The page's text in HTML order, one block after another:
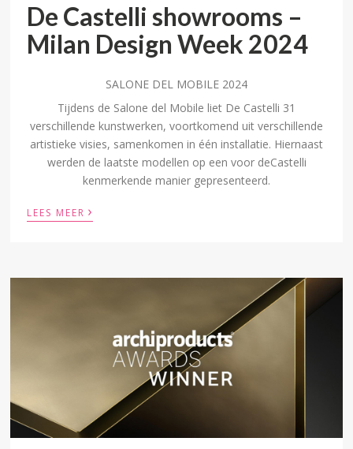
De Castelli showrooms –
Milan Design Week 2024
SALONE DEL MOBILE 2024
Tijdens de Salone del Mobile liet De Castelli 31
verschillende kunstwerken, voortkomend uit verschillende
artistieke visies, samenkomen in één installatie. Hiernaast
werden de laatste modellen op een voor deCastelli
kenmerkende manier gepresenteerd.
LEES MEER ›